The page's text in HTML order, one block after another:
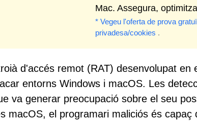
Mac. Assegura,
* Vegeu l'oferta de prova
privadesa/cookies .
d'accés remot (RAT) desenvolupat en
entorns Windows i macOS. Les
va generar preocupació sobre el seu
macOS, el programari maliciós és